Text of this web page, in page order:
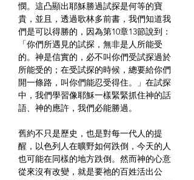
憫。這凸顯出耶穌勝過試探是何等的寶
貴，並且，透過歌林多前書，我們知道我
們是可以得勝的，因為第10章13節說到：
「你們所遇見的試探，無非是人所能受
的。神是信實的，必不叫你們受試探過於
所能受的；在受試探的時候，總要給你們
開一條路，叫你們能忍受得住。」在試探
中，我們學習像耶穌一樣緊緊抓住神的話
語、神的應許，我們必能勝過。
舊約不只是歷史，也是對每一代人的提
醒，以色列人在曠野如何跌倒，今天的人
也可能在同樣的地方跌倒。然而神的心意
從來沒有改變，就是要祂的百姓活出公